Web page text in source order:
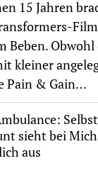
15 Jahren
Beben. Obwohl
kleiner
Pain & Gain…
sieht bei
aus